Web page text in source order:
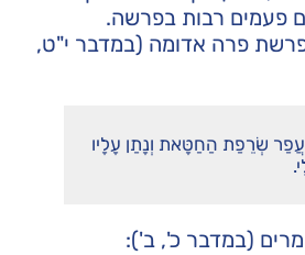
פעמים רבות בפרשה.
פרה אדומה (במדבר י"ט,
שְׂרֵפַת הַחַטָּאת וְנָתַן עָלָיו
(במדבר כ', ב'):